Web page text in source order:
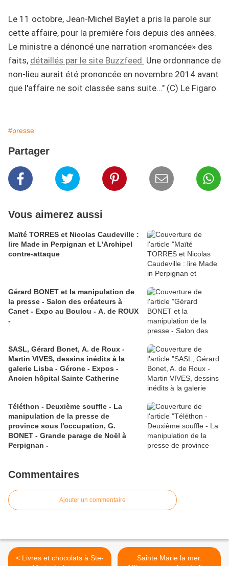
Le 11 octobre, Jean-Michel Baylet a pris la parole sur
cette affaire, pour la première fois depuis des années.
Le ministre a dénoncé une narration «romancée» des
faits, détaillés par le site Buzzfeed. Une ordonnance de
non-lieu aurait été prononcée en novembre 2014 avant
que l'affaire ne soit classée sans suite..." (C) Le Figaro.
#presse
Partager
Vous aimerez aussi
Maïté TORRES et Nicolas Caudeville :
lire Made in Perpignan et L'Archipel
contre-attaque
Gérard BONET et la manipulation de
la presse - Salon des créateurs à
Canet - Expo au Boulou - A. de ROUX
-
SASL, Gérard Bonet, A. de Roux -
Martin VIVES, dessins inédits à la
galerie Lisba - Gérone - Expos -
Ancien hôpital Sainte Catherine
Téléthon - Deuxième souffle - La
manipulation de la presse de
province sous l'occupation, G.
BONET - Grande parage de Noël à
Perpignan -
Commentaires
Ajouter un commentaire
< Livres et chocolats à Ste-
Sainte Marie la mer.